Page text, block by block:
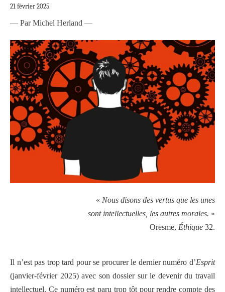
21 février 2025
— Par Michel Herland —
« Nous disons des vertus que les unes
sont intellectuelles, les autres morales. »
Oresme, Éthique 32.
Il n’est pas trop tard pour se procurer le dernier numéro d’Esprit
(janvier-février 2025) avec son dossier sur le devenir du travail
intellectuel. Ce numéro est paru trop tôt pour rendre compte des